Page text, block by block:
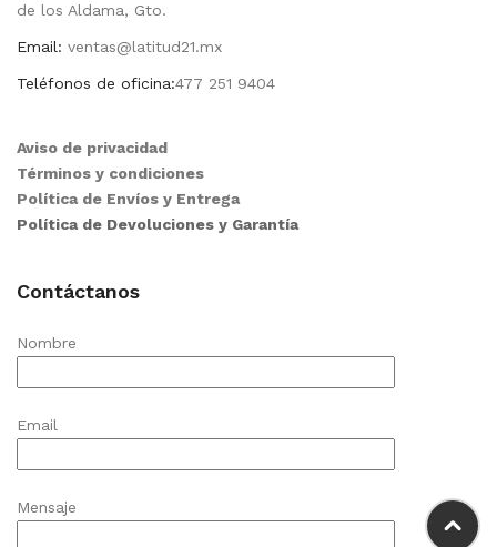
de los Aldama, Gto.
Email: ventas@latitud21.mx
Teléfonos de oficina:477 251 9404
Aviso de privacidad
Términos y condiciones
Política de Envíos y Entrega
Política de Devoluciones y Garantía
Contáctanos
Nombre
Email
Mensaje